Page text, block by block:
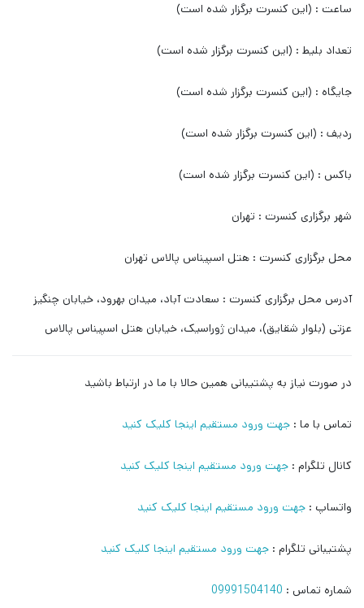
ساعت : (این کنسرت برگزار شده است)
تعداد بلیط : (این کنسرت برگزار شده است)
جایگاه : (این کنسرت برگزار شده است)
ردیف : (این کنسرت برگزار شده است)
باکس : (این کنسرت برگزار شده است)
شهر برگزاری کنسرت : تهران
محل برگزاری کنسرت : هتل اسپیناس پالاس تهران
آدرس محل برگزاری کنسرت : سعادت آباد، میدان بهرود، خیابان چنگیز
عزتی (بلوار شقایق)، میدان ژوراسیک، خیابان هتل اسپیناس پالاس
در صورت نیاز به پشتیبانی همین حالا با ما در ارتباط باشید
تماس با ما : جهت ورود مستقیم اینجا کلیک کنید
کانال تلگرام : جهت ورود مستقیم اینجا کلیک کنید
واتساپ : جهت ورود مستقیم اینجا کلیک کنید
پشتیبانی تلگرام : جهت ورود مستقیم اینجا کلیک کنید
شماره تماس : 09991504140